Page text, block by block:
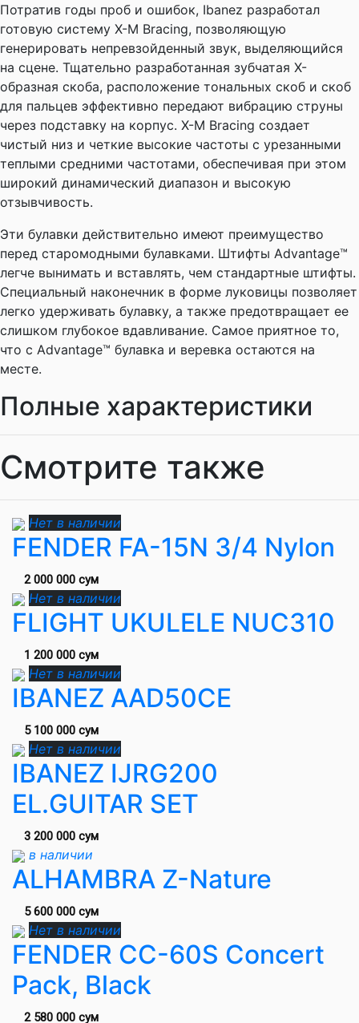
Потратив годы проб и ошибок, Ibanez разработал
готовую систему X-M Bracing, позволяющую
генерировать непревзойденный звук, выделяющийся
на сцене. Тщательно разработанная зубчатая X-
образная скоба, расположение тональных скоб и скоб
для пальцев эффективно передают вибрацию струны
через подставку на корпус. X-M Bracing создает
чистый низ и четкие высокие частоты с урезанными
теплыми средними частотами, обеспечивая при этом
широкий динамический диапазон и высокую
отзывчивость.
Эти булавки действительно имеют преимущество
перед старомодными булавками. Штифты Advantage™
легче вынимать и вставлять, чем стандартные штифты.
Специальный наконечник в форме луковицы позволяет
легко удерживать булавку, а также предотвращает ее
слишком глубокое вдавливание. Самое приятное то,
что с Advantage™ булавка и веревка остаются на
месте.
Полные характеристики
Смотрите также
Нет в наличии
FENDER FA-15N 3/4 Nylon
2 000 000 сум
Нет в наличии
FLIGHT UKULELE NUC310
1 200 000 сум
Нет в наличии
IBANEZ AAD50CE
5 100 000 сум
Нет в наличии
IBANEZ IJRG200
EL.GUITAR SET
3 200 000 сум
в наличии
ALHAMBRA Z-Nature
5 600 000 сум
Нет в наличии
FENDER CC-60S Concert
Pack, Black
2 580 000 сум